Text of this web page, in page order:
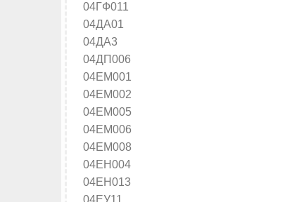
04ГФ011
04ДА01
04ДА3
04ДП006
04ЕМ001
04ЕМ002
04ЕМ005
04ЕМ006
04ЕМ008
04ЕН004
04ЕН013
04ЕУ11